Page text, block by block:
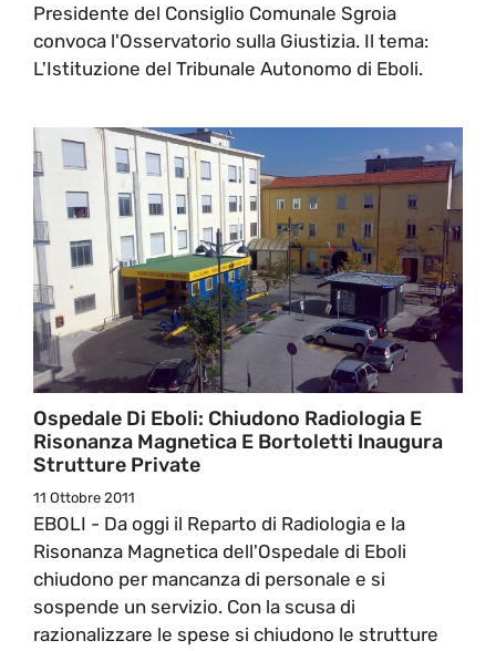
Presidente del Consiglio Comunale Sgroia
convoca l'Osservatorio sulla Giustizia. Il tema:
L'Istituzione del Tribunale Autonomo di Eboli.
Ospedale Di Eboli: Chiudono Radiologia E
Risonanza Magnetica E Bortoletti Inaugura
Strutture Private
11 Ottobre 2011
EBOLI - Da oggi il Reparto di Radiologia e la
Risonanza Magnetica dell'Ospedale di Eboli
chiudono per mancanza di personale e si
sospende un servizio. Con la scusa di
razionalizzare le spese si chiudono le strutture